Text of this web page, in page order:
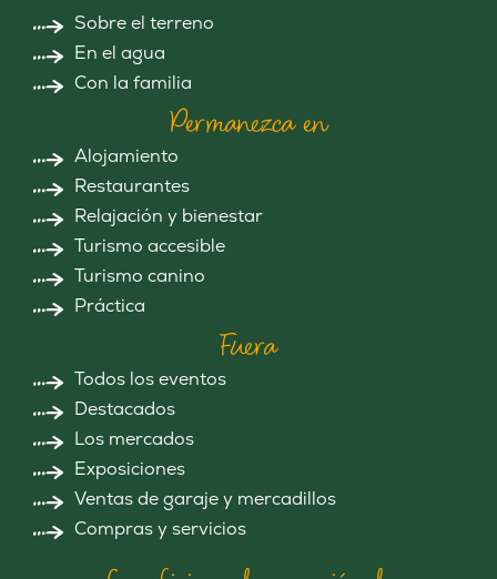
Sobre el terreno
En el agua
Con la familia
Permanezca en
Alojamiento
Restaurantes
Relajación y bienestar
Turismo accesible
Turismo canino
Práctica
Fuera
Todos los eventos
Destacados
Los mercados
Exposiciones
Ventas de garaje y mercadillos
Compras y servicios